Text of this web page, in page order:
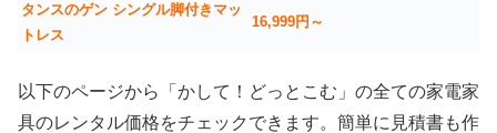
タンスのゲン シングル脚付きマッ
トレス
16,999円～
以下のページから「かして！どっとこむ」の全ての家電家
具のレンタル価格をチェックできます。簡単に見積書も作